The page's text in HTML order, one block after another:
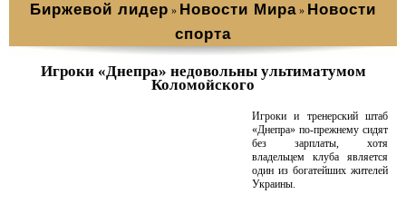
Биржевой лидер » Новости Мира » Новости
спорта
Игроки «Днепра» недовольны ультиматумом
Коломойского
Игроки и тренерский штаб
«Днепра» по-прежнему сидят
без зарплаты, хотя
владельцем клуба является
один из богатейших жителей
Украины.